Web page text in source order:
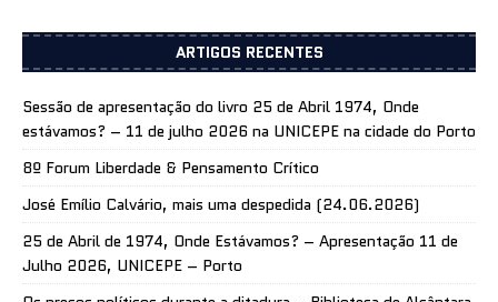
ARTIGOS RECENTES
Sessão de apresentação do livro 25 de Abril 1974, Onde
estávamos? – 11 de julho 2026 na UNICEPE na cidade do Porto
8º Forum Liberdade & Pensamento Crítico
José Emílio Calvário, mais uma despedida (24.06.2026)
25 de Abril de 1974, Onde Estávamos? – Apresentação 11 de
Julho 2026, UNICEPE – Porto